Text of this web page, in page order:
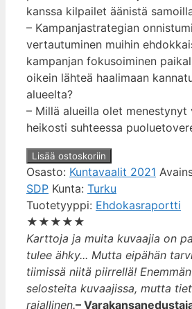
kanssa kilpailet äänistä
– Kampanjastrategian
vertautuminen muihin
kampanjan fokusoiminen
oikein lähteä haalimaan
alueelta?
– Millä alueilla olet menestynyt
heikosti suhteessa
Aalto,
Jarmo
määrä
Lisää ostoskoriin
Osasto: Kuntavaalit 2021
SDP Kunta: Turku
Tuotetyyppi: Ehdokasraportti
★ ★ ★ ★ ★
Karttoja ja muita kuvaajia on
tulee ähky... Mutta eipähän
tiimissä niitä piirrellä!
selosteita kuvaajissa, mutta
rajallinen.–